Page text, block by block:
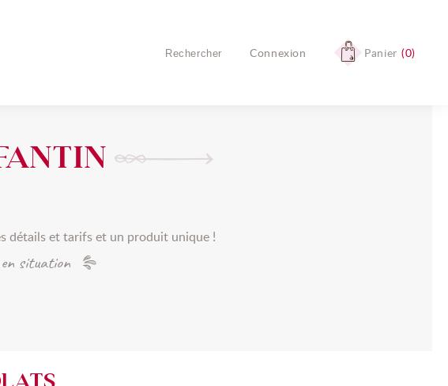
Connexion Panier 0
détails et tarifs et un produit unique !
en situation